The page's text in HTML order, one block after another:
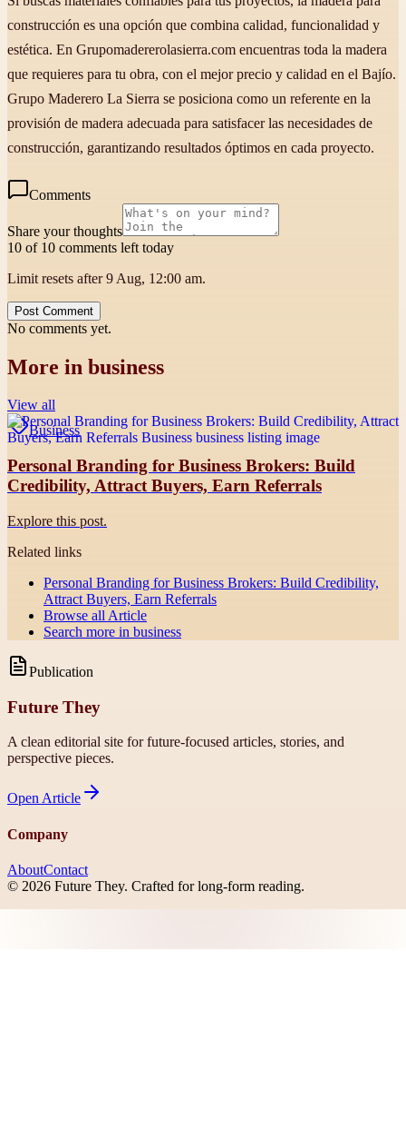
construcción es una opción que combina calidad, funcionalidad y
estética. En Grupomadererolasierra.com encuentras toda la madera
que requieres para tu obra, con el mejor precio y calidad en el Bajío.
Grupo Maderero La Sierra se posiciona como un referente en la
provisión de madera adecuada para satisfacer las necesidades de
construcción, garantizando resultados óptimos en cada proyecto.
Comments
Share your thoughts
10 of 10 comments left today
Limit resets after 9 Aug, 12:00 am.
Post Comment
No comments yet.
More in business
View all
Business
Personal Branding for Business Brokers: Build
Credibility, Attract Buyers, Earn Referrals
Explore this post.
Related links
Personal Branding for Business Brokers: Build Credibility,
Attract Buyers, Earn Referrals
Browse all Article
Search more in business
Publication
Future They
A clean editorial site for future-focused articles, stories, and
perspective pieces.
Open Article
Company
AboutContact
© 2026 Future They. Crafted for long-form reading.